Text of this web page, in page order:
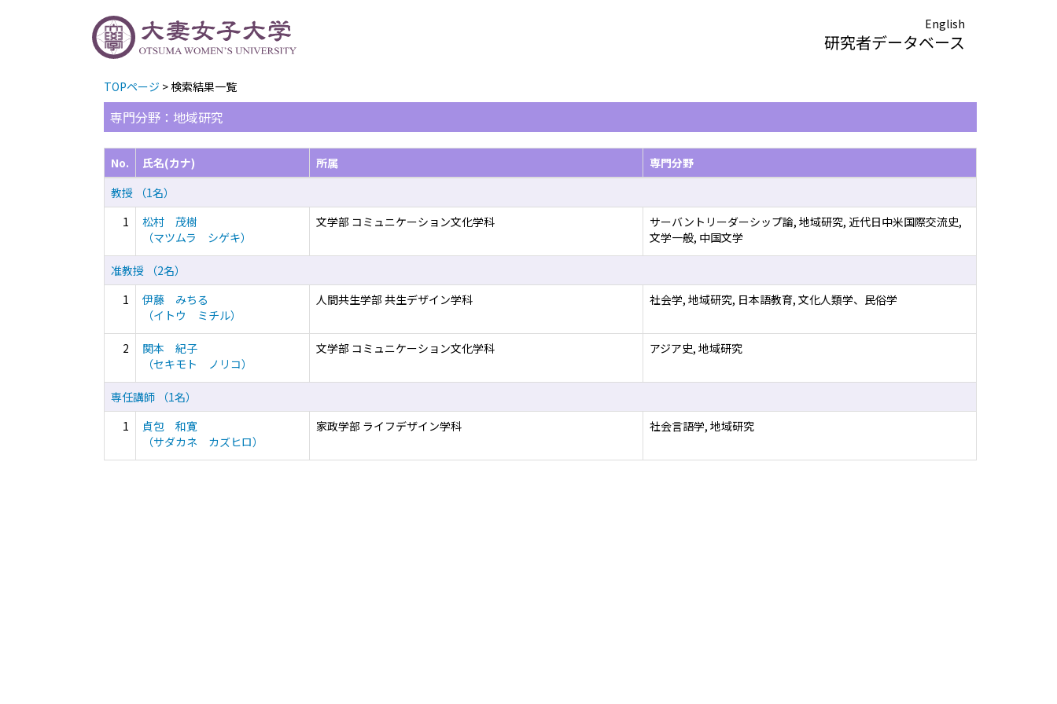
English
研究者データベース
TOPページ > 検索結果一覧
専門分野：地域研究
No. 氏名(カナ) 所属
専門分野
教授 （1名）
1
松村 茂樹
（マツムラ シゲキ）
文学部 コミュニケーション文化学科
サーバントリーダーシップ論, 地域研究, 近代日中米国際交流史,
文学一般, 中国文学
准教授 （2名）
1
伊藤 みちる
（イトウ ミチル）
人間共生学部 共生デザイン学科 社会学, 地域研究, 日本語教育, 文化人類学、民俗学
2
関本 紀子
（セキモト ノリコ）
文学部 コミュニケーション文化学科 アジア史, 地域研究
専任講師 （1名）
1
貞包 和寛
（サダカネ カズヒロ）
家政学部 ライフデザイン学科 社会言語学, 地域研究